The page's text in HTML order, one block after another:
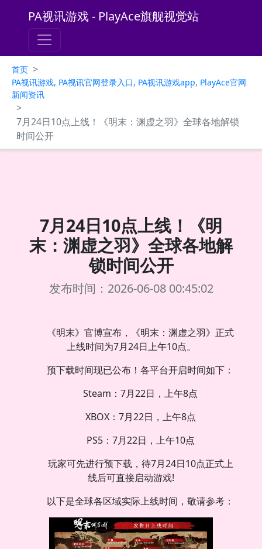
PA视讯游戏 - PlayAce旗舰视觉站
首页 >
PA视讯游戏, PA视讯官网登录入口, PA视讯游戏app, PlayAce官网
新闻资讯
>
7月24日10点上线！《明末：渊虚之羽》全球各地解锁
时间公开
7月24日10点上线！《明
末：渊虚之羽》全球各地解
锁时间公开
发布时间：2026-06-08 00:45:02
《明末》官博宣布，《明末：渊虚之羽》正式
上线时间为7月24日上午10点。
预下载时间现已公布！各平台开启时间如下：
Steam：7月22日，上午8点
XBOX：7月22日，上午8点
PS5：7月22日，上午10点
玩家可先进行预下载，待7月24日10点正式上
线后可直接启动游戏!
以下是全球各区域实际上线时间，敬请参考：